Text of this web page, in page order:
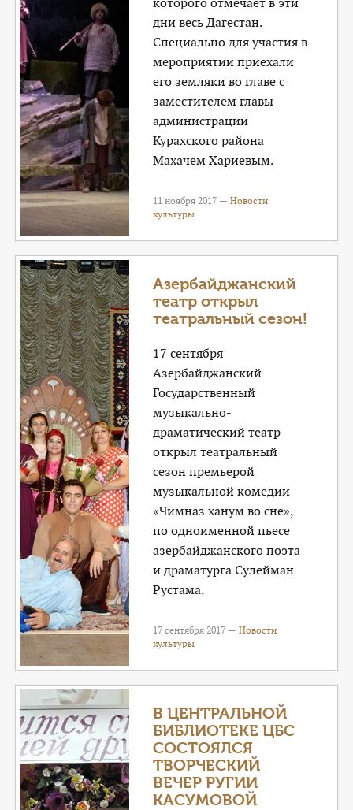
дни весь Дагестан.
Специально для участия в
мероприятии приехали
его земляки во главе с
заместителем главы
администрации
Курахского района
Махачем Хариевым.
11 ноября 2017 —Новости
культуры
Азербайджанский
театр открыл
театральный сезон!
17 сентября
Азербайджанский
Государственный
музыкально-
драматический театр
открыл театральный
сезон премьерой
музыкальной комедии
«Чимназ ханум во сне»,
по одноименной пьесе
азербайджанского поэта
и драматурга Сулейман
Рустама.
17 сентября 2017 —Новости
культуры
В ЦЕНТРАЛЬНОЙ
БИБЛИОТЕКЕ ЦБС
СОСТОЯЛСЯ
ТВОРЧЕСКИЙ
ВЕЧЕР РУГИИ
КАСУМОВОЙ